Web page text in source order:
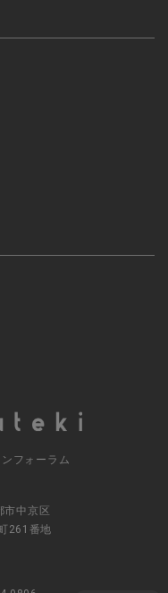
フォーラム
市中京区
261番地